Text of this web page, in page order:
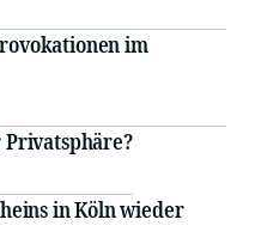
im
in Köln wieder